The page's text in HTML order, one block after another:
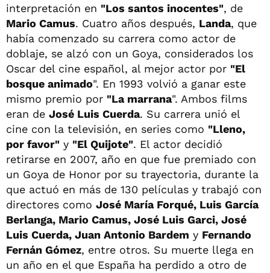
interpretación en "Los santos inocentes", de
Mario Camus. Cuatro años después, Landa, que
había comenzado su carrera como actor de
doblaje, se alzó con un Goya, considerados los
Oscar del cine español, al mejor actor por "El
bosque animado". En 1993 volvió a ganar este
mismo premio por "La marrana". Ambos films
eran de José Luis Cuerda. Su carrera unió el
cine con la televisión, en series como "Lleno,
por favor" y "El Quijote". El actor decidió
retirarse en 2007, año en que fue premiado con
un Goya de Honor por su trayectoria, durante la
que actuó en más de 130 películas y trabajó con
directores como José María Forqué, Luis García
Berlanga, Mario Camus, José Luis Garci, José
Luis Cuerda, Juan Antonio Bardem y Fernando
Fernán Gómez, entre otros. Su muerte llega en
un año en el que España ha perdido a otro de